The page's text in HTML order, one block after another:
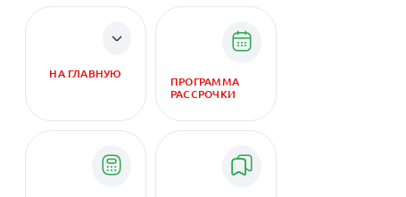
НА ГЛАВНУЮ
ПРОГРАММА
РАССРОЧКИ